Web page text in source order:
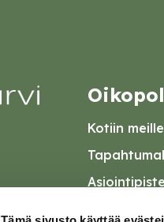
Kotiin
Asiointipiste